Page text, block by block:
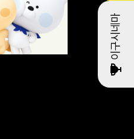
이구시네마